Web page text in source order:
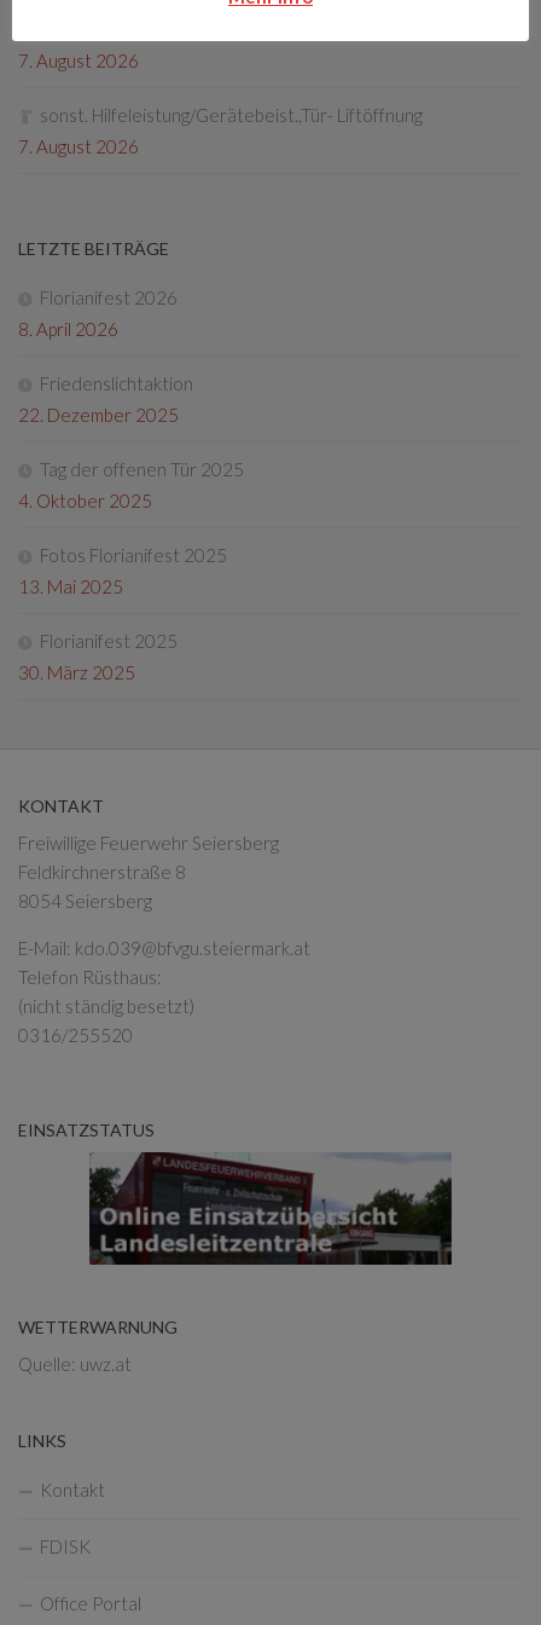
7. August 2026
sonst. Hilfeleistung/Gerätebeist.,Tür- Liftöffnung
7. August 2026
LETZTE BEITRÄGE
Florianifest 2026
8. April 2026
Friedenslichtaktion
22. Dezember 2025
Tag der offenen Tür 2025
4. Oktober 2025
Fotos Florianifest 2025
13. Mai 2025
Florianifest 2025
30. März 2025
KONTAKT
Freiwillige Feuerwehr Seiersberg
Feldkirchnerstraße 8
8054 Seiersberg
E-Mail: kdo.039@bfvgu.steiermark.at
Telefon Rüsthaus:
(nicht ständig besetzt)
0316/255520
EINSATZSTATUS
WETTERWARNUNG
Quelle: uwz.at
LINKS
Kontakt
FDISK
Office Portal